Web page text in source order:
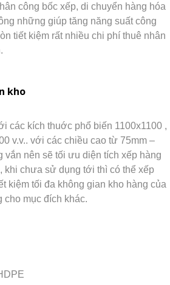
công bốc xếp, di chuyển hàng hóa
những giúp tăng năng suất công
tiết kiệm rất nhiều chi phí thuê nhân
kho
các kích thuớc phổ biến 1100x1100 ,
v.v.. với các chiều cao từ 75mm –
vắn nên sẽ tối ưu diện tích xếp hàng
khi chưa sử dụng tới thì có thể xếp
kiệm tối đa không gian kho hàng của
cho mục đích khác.